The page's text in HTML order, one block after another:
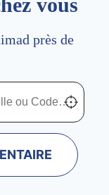
près de
près de
chez vous Localisez-